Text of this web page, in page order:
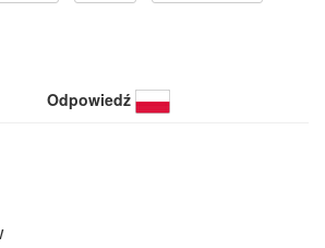
Odpowiedź